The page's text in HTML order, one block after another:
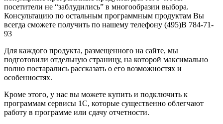
посетители не “заблудились” в многообразии выбора.
Консультацию по остальным программным продуктам Вы
всегда сможете получить по нашему телефону (495)В 784-71-
93
Для каждого продукта, размещенного на сайте, мы
подготовили отдельную страницу, на которой максимально
полно постарались рассказать о его возможностях и
особенностях.
Кроме этого, у нас вы можете купить и подключить к
программам сервисы 1С, которые существенно облегчают
работу в программе или сдачу отчетности.